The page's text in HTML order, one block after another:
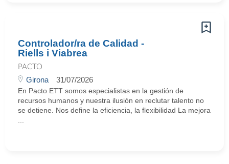
Controlador/ra de Calidad -
Riells i Viabrea
PACTO
Girona 31/07/2026
En Pacto ETT somos especialistas en la gestión de
recursos humanos y nuestra ilusión en reclutar talento no
se detiene. Nos define la eficiencia, la flexibilidad La mejora